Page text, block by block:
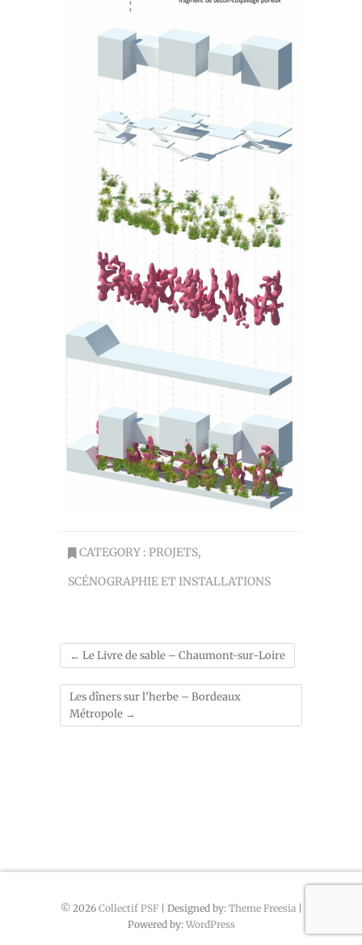
CATEGORY : PROJETS,
SCÉNOGRAPHIE ET INSTALLATIONS
← Le Livre de sable – Chaumont-sur-Loire
Les dîners sur l’herbe – Bordeaux
Métropole →
© 2026 Collectif PSF| Designed by: Theme Freesia|
Powered by: WordPress